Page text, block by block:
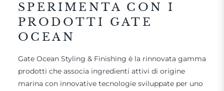
SPERIMENTA CON I
PRODOTTI GATE
OCEAN
Gate Ocean Styling & Finishing è la rinnovata gamma
prodotti che associa ingredienti attivi di origine
marina con innovative tecnologie sviluppate per uno